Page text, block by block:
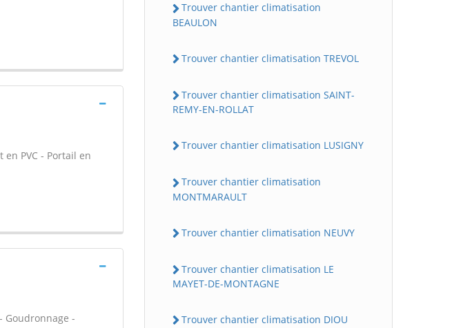
PVC - Portail en
Goudronnage -
Trouver chantier climatisation
BEAULON
Trouver chantier climatisation TREVOL
Trouver chantier climatisation SAINT-
REMY-EN-ROLLAT
Trouver chantier climatisation LUSIGNY
Trouver chantier climatisation
MONTMARAULT
Trouver chantier climatisation NEUVY
Trouver chantier climatisation LE
MAYET-DE-MONTAGNE
Trouver chantier climatisation DIOU